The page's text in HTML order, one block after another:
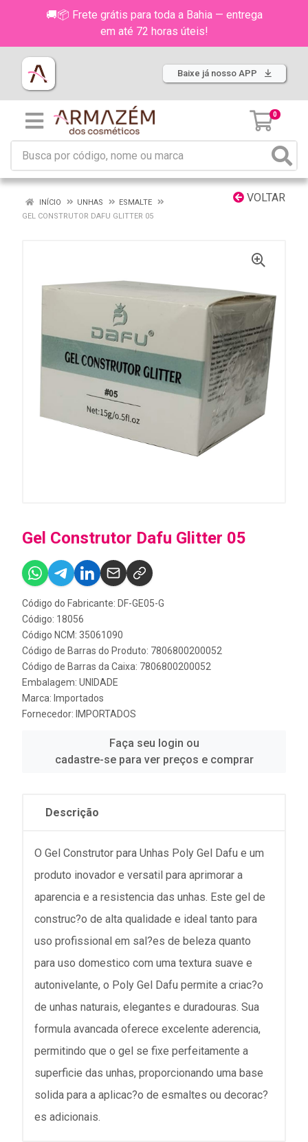
🚚📦 Frete grátis para toda a Bahia — entrega
em até 72 horas úteis!
Baixe já nosso APP
0
VOLTAR
INÍCIO UNHAS
ESMALTE
GEL CONSTRUTOR DAFU GLITTER 05
Gel Construtor Dafu Glitter 05
Código do Fabricante: DF-GE05-G
Código: 18056
Código NCM: 35061090
Código de Barras do Produto: 7806800200052
Código de Barras da Caixa: 7806800200052
Embalagem: UNIDADE
Marca: Importados
Fornecedor: IMPORTADOS
Faça seu login ou
cadastre-se para ver preços e comprar
Descrição
O Gel Construtor para Unhas Poly Gel Dafu e um
produto inovador e versatil para aprimorar a
aparencia e a resistencia das unhas. Este gel de
construc?o de alta qualidade e ideal tanto para
uso profissional em sal?es de beleza quanto
para uso domestico com uma textura suave e
autonivelante, o Poly Gel Dafu permite a criac?o
de unhas naturais, elegantes e duradouras. Sua
formula avancada oferece excelente aderencia,
permitindo que o gel se fixe perfeitamente a
superficie das unhas, proporcionando uma base
solida para a aplicac?o de esmaltes ou decorac?
es adicionais.